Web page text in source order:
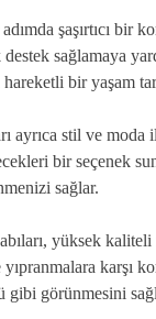
şaşırtıcı bir
sağlamaya
bir yaşam
ayrıca stil ve
bir seçenek
sağlar.
yüksek
yıpranmalara karşı
gibi görünmesini